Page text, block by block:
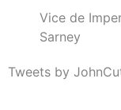
Vice de
Sarney
Tweets by